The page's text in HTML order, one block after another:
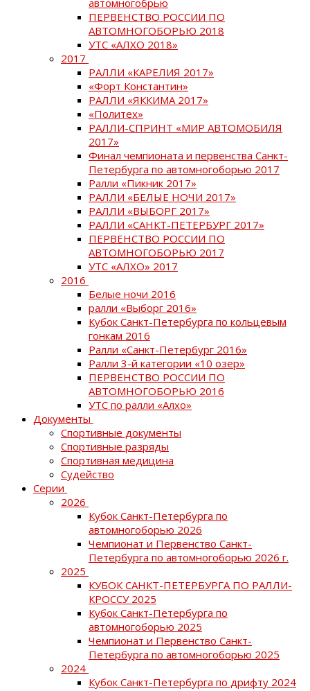
ПЕРВЕНСТВО РОССИИ ПО
АВТОМНОГОБОРЬЮ 2018
УТС «АЛХО 2018»
2017
РАЛЛИ «КАРЕЛИЯ 2017»
«Форт Константин»
РАЛЛИ «ЯККИМА 2017»
«Политех»
РАЛЛИ-СПРИНТ «МИР АВТОМОБИЛЯ
2017»
Финал чемпионата и первенства Санкт-
Петербурга по автомногоборью 2017
Ралли «Пикник 2017»
РАЛЛИ «БЕЛЫЕ НОЧИ 2017»
РАЛЛИ «ВЫБОРГ 2017»
РАЛЛИ «САНКТ-ПЕТЕРБУРГ 2017»
ПЕРВЕНСТВО РОССИИ ПО
АВТОМНОГОБОРЬЮ 2017
УТС «АЛХО» 2017
2016
Белые ночи 2016
ралли «Выборг 2016»
Кубок Санкт-Петербурга по кольцевым
гонкам 2016
Ралли «Санкт-Петербург 2016»
Ралли 3-й категории «10 озер»
ПЕРВЕНСТВО РОССИИ ПО
АВТОМНОГОБОРЬЮ 2016
УТС по ралли «Алхо»
Документы
Спортивные документы
Спортивные разряды
Спортивная медицина
Судейство
Серии
2026
Кубок Санкт-Петербурга по
автомногоборью 2026
Чемпионат и Первенство Санкт-
Петербурга по автомногоборью 2026 г.
2025
КУБОК САНКТ-ПЕТЕРБУРГА ПО РАЛЛИ-
КРОССУ 2025
Кубок Санкт-Петербурга по
автомногоборью 2025
Чемпионат и Первенство Санкт-
Петербурга по автомногоборью 2025
2024
Кубок Санкт-Петербурга по дрифту 2024